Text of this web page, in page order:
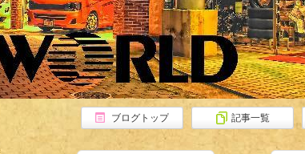
ブログトップ 記事一覧